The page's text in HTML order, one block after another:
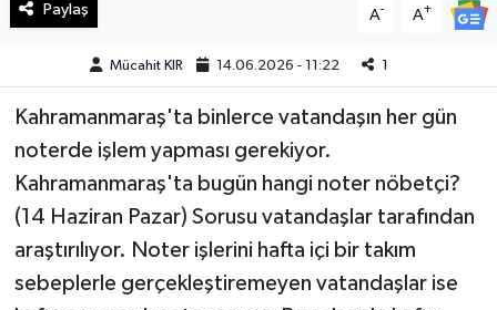
Paylaş A- A+
Mücahit KIR 14.06.2026 - 11:22 1
Kahramanmaraş'ta binlerce vatandaşın her gün
noterde işlem yapması gerekiyor.
Kahramanmaraş'ta bugün hangi noter nöbetçi?
(14 Haziran Pazar) Sorusu vatandaşlar tarafından
araştırılıyor. Noter işlerini hafta içi bir takım
sebeplerle gerçekleştiremeyen vatandaşlar ise
Spor
Yaşam
KAHRAMANMARAŞ